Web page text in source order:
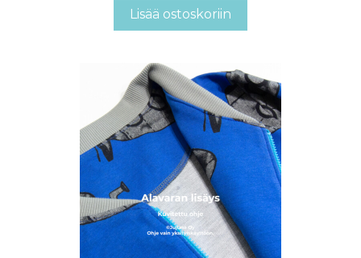
Lisää ostoskoriin